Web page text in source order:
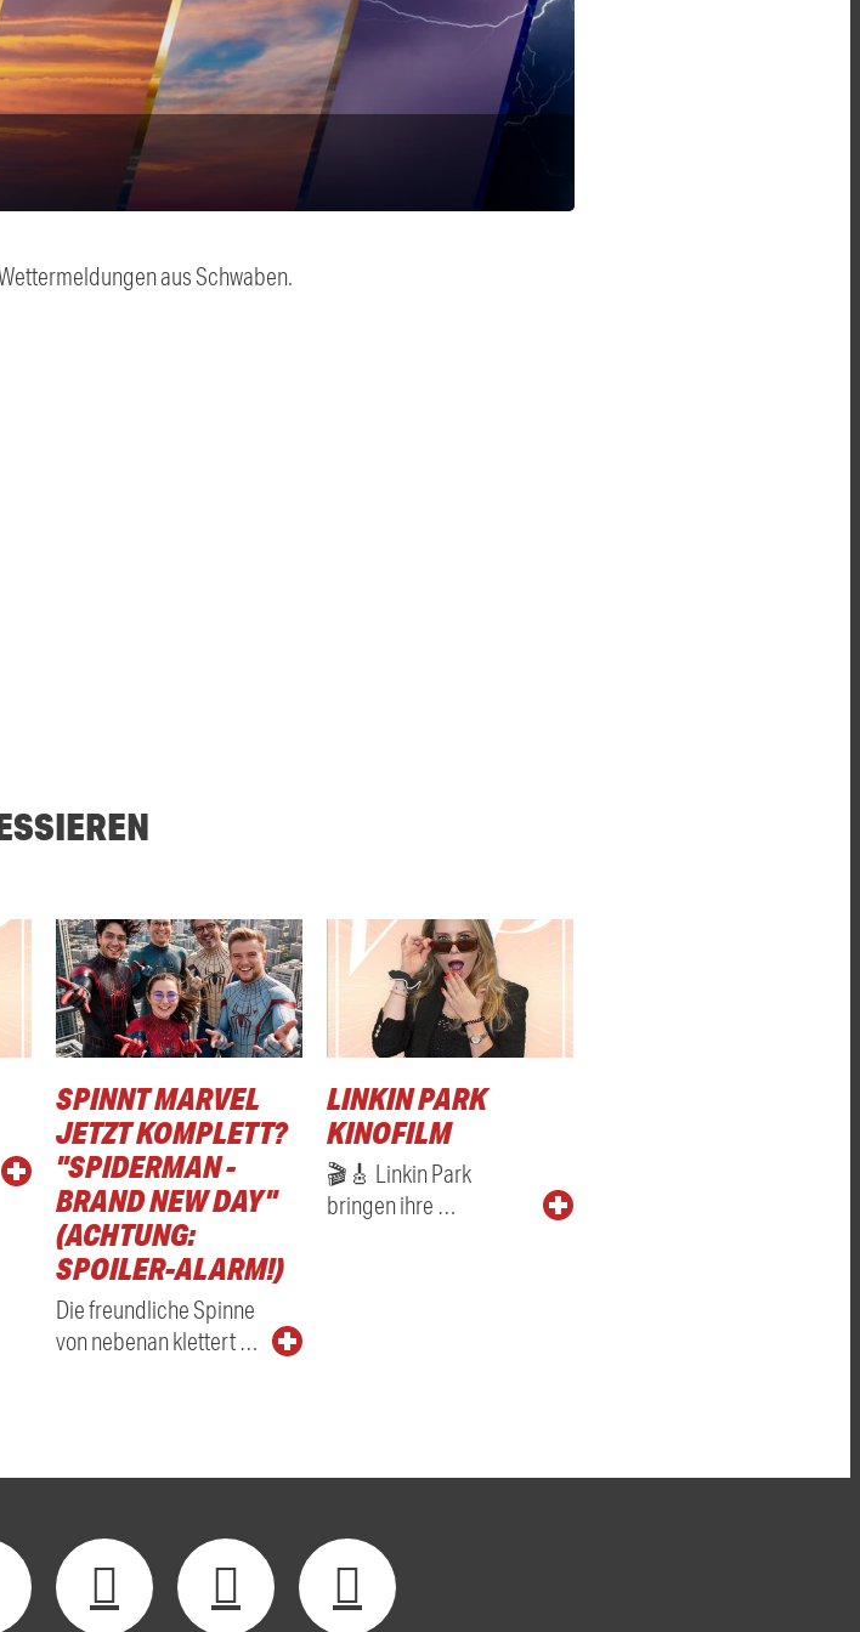
aus Schwaben.
SPINNT MARVEL
JETZT KOMPLETT?
"SPIDERMAN -
BRAND NEW DAY"
(ACHTUNG:
SPOILER-ALARM!)
Die freundliche Spinne
von nebenan klettert …
LINKIN PARK
KINOFILM
🎬🎸 Linkin Park
bringen ihre …